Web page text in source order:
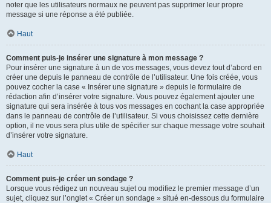
noter que les utilisateurs normaux ne peuvent pas supprimer leur propre
message si une réponse a été publiée.
Haut
Comment puis-je insérer une signature à mon message ?
Pour insérer une signature à un de vos messages, vous devez tout d’abord en
créer une depuis le panneau de contrôle de l’utilisateur. Une fois créée, vous
pouvez cocher la case « Insérer une signature » depuis le formulaire de
rédaction afin d’insérer votre signature. Vous pouvez également ajouter une
signature qui sera insérée à tous vos messages en cochant la case appropriée
dans le panneau de contrôle de l’utilisateur. Si vous choisissez cette dernière
option, il ne vous sera plus utile de spécifier sur chaque message votre souhait
d’insérer votre signature.
Haut
Comment puis-je créer un sondage ?
Lorsque vous rédigez un nouveau sujet ou modifiez le premier message d’un
sujet, cliquez sur l’onglet « Créer un sondage » situé en-dessous du formulaire